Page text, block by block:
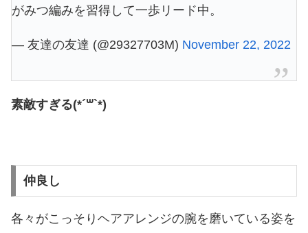
がみつ編みを習得して一歩リード中。
— 友達の友達 (@29327703M) November 22, 2022
素敵すぎる(*´꒳`*)
仲良し
各々がこっそりヘアアレンジの腕を磨いている姿を